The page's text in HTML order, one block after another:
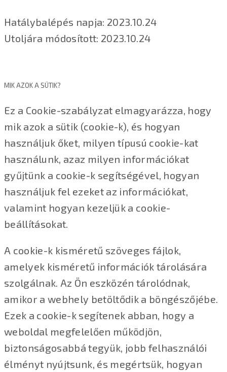
Hatálybalépés napja: 2023.10.24
Utoljára módosított: 2023.10.24
MIK AZOK A SÜTIK?
Ez a Cookie-szabályzat elmagyarázza, hogy
mik azok a sütik (cookie-k), és hogyan
használjuk őket, milyen típusú cookie-kat
használunk, azaz milyen információkat
gyűjtünk a cookie-k segítségével, hogyan
használjuk fel ezeket az információkat,
valamint hogyan kezeljük a cookie-
beállításokat.
A cookie-k kisméretű szöveges fájlok,
amelyek kisméretű információk tárolására
szolgálnak. Az Ön eszközén tárolódnak,
amikor a webhely betöltődik a böngészőjébe.
Ezek a cookie-k segítenek abban, hogy a
weboldal megfelelően működjön,
biztonságosabbá tegyük, jobb felhasználói
élményt nyújtsunk, és megértsük, hogyan